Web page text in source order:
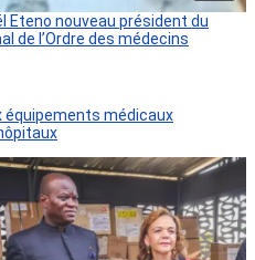
Eteno nouveau président du
de l’Ordre des médecins
équipements médicaux